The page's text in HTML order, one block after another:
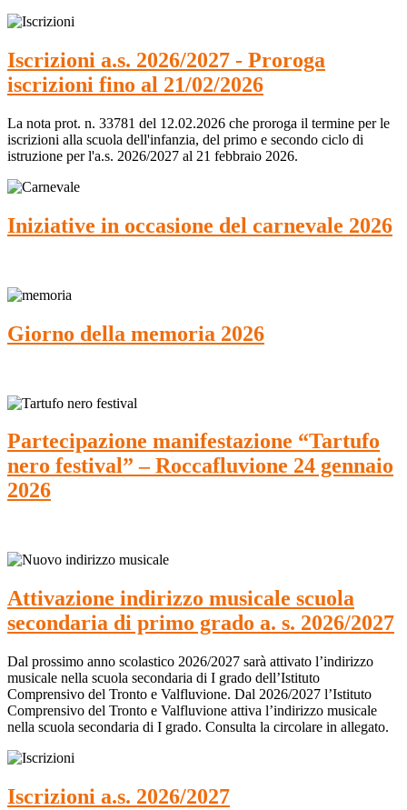
Iscrizioni a.s. 2026/2027 - Proroga
iscrizioni fino al 21/02/2026
La nota prot. n. 33781 del 12.02.2026 che proroga il termine per le
iscrizioni alla scuola dell'infanzia, del primo e secondo ciclo di
istruzione per l'a.s. 2026/2027 al 21 febbraio 2026.
Iniziative in occasione del carnevale 2026
Giorno della memoria 2026
Partecipazione manifestazione “Tartufo
nero festival” – Roccafluvione 24 gennaio
2026
Attivazione indirizzo musicale scuola
secondaria di primo grado a. s. 2026/2027
Dal prossimo anno scolastico 2026/2027 sarà attivato l’indirizzo
musicale nella scuola secondaria di I grado dell’Istituto
Comprensivo del Tronto e Valfluvione. Dal 2026/2027 l’Istituto
Comprensivo del Tronto e Valfluvione attiva l’indirizzo musicale
nella scuola secondaria di I grado. Consulta la circolare in allegato.
Iscrizioni a.s. 2026/2027